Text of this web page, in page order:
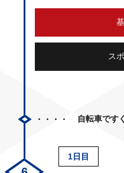
ス
自転車です
1日目